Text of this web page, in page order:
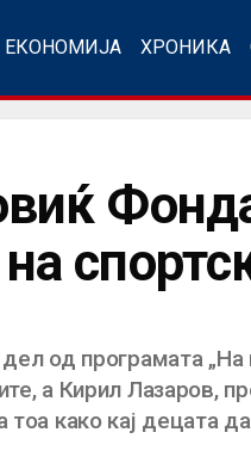
ЕКОНОМИЈА ХРОНИКА
дел од програмата
а Кирил Лазаров,
тоа како кај децата